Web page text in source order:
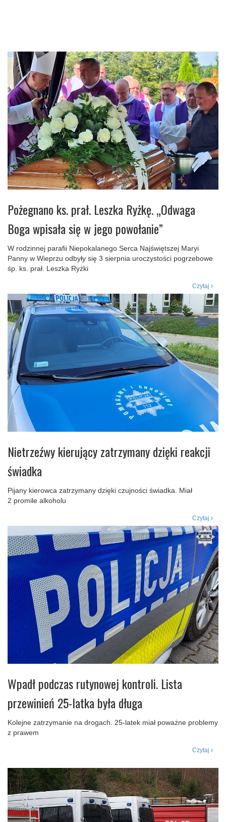
Pożegnano ks. prał. Leszka Ryżkę. „Odwaga
Boga wpisała się w jego powołanie”
W rodzinnej parafii Niepokalanego Serca Najświętszej Maryi
Panny w Wieprzu odbyły się 3 sierpnia uroczystości pogrzebowe
śp. ks. prał. Leszka Ryżki
Czytaj
Nietrzeźwy kierujący zatrzymany dzięki reakcji
świadka
Pijany kierowca zatrzymany dzięki czujności świadka. Miał
2 promile alkoholu
Czytaj
Wpadł podczas rutynowej kontroli. Lista
przewinień 25-latka była długa
Kolejne zatrzymanie na drogach. 25-latek miał poważne problemy
z prawem
Czytaj